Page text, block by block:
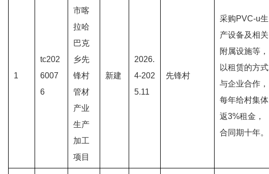
1
tc202
6007
6
市喀
拉哈
巴克
乡先
锋村
管材
产业
生产
加工
项目
新建
2026.
4-202
5.11
先锋村
采购PVC-u生
产设备及相关
附属设施等，
以租赁的方式
与企业合作，
每年给村集体
返3%租金，
合同期十年。